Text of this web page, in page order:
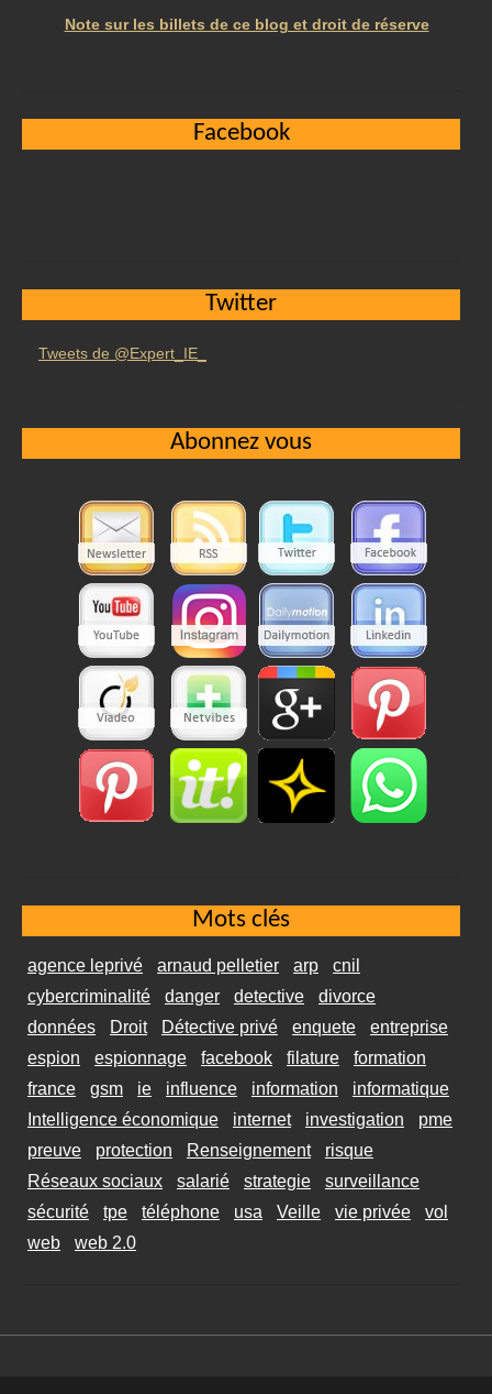
Note sur les billets de ce blog et droit de réserve
Facebook
Twitter
Tweets de @Expert_IE_
Abonnez vous
Mots clés
agence leprivé arnaud pelletier arp
cnil
cybercriminalité
danger detective
divorce
données
Droit Détective privé enquete
entreprise
espion
espionnage facebook filature
formation
france
gsm ie influence information
informatique
Intelligence économique
internet investigation
pme
preuve
protection Renseignement
risque
Réseaux sociaux
salarié strategie
surveillance
sécurité
tpe téléphone usa Veille vie privée
vol
web
web 2.0